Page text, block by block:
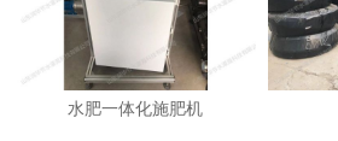
水肥一体化施肥机